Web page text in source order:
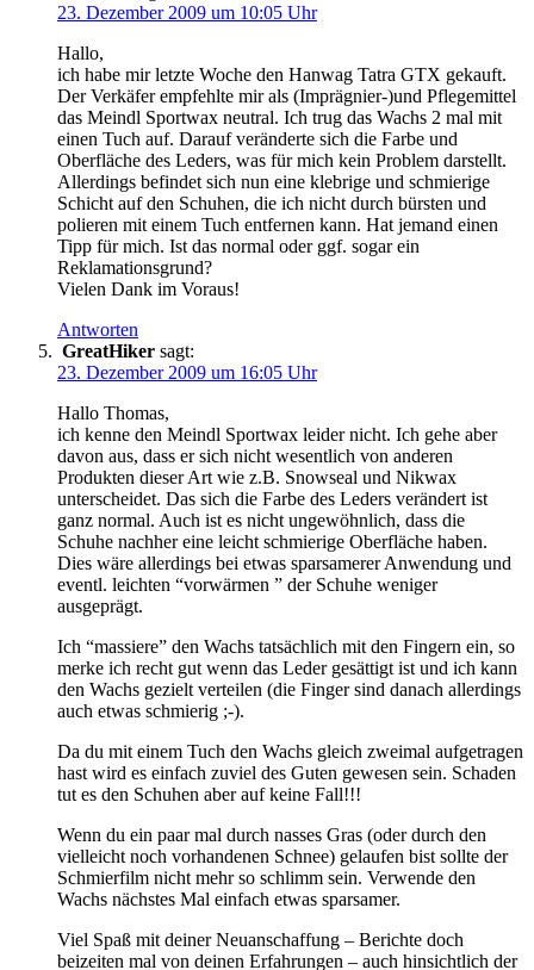
23. Dezember 2009 um 10:05 Uhr
Hallo,
ich habe mir letzte Woche den Hanwag Tatra GTX gekauft.
Der Verkäfer empfehlte mir als (Imprägnier-)und Pflegemittel
das Meindl Sportwax neutral. Ich trug das Wachs 2 mal mit
einen Tuch auf. Darauf veränderte sich die Farbe und
Oberfläche des Leders, was für mich kein Problem darstellt.
Allerdings befindet sich nun eine klebrige und schmierige
Schicht auf den Schuhen, die ich nicht durch bürsten und
polieren mit einem Tuch entfernen kann. Hat jemand einen
Tipp für mich. Ist das normal oder ggf. sogar ein
Reklamationsgrund?
Vielen Dank im Voraus!
Antworten
GreatHiker sagt:
23. Dezember 2009 um 16:05 Uhr
Hallo Thomas,
ich kenne den Meindl Sportwax leider nicht. Ich gehe aber
davon aus, dass er sich nicht wesentlich von anderen
Produkten dieser Art wie z.B. Snowseal und Nikwax
unterscheidet. Das sich die Farbe des Leders verändert ist
ganz normal. Auch ist es nicht ungewöhnlich, dass die
Schuhe nachher eine leicht schmierige Oberfläche haben.
Dies wäre allerdings bei etwas sparsamerer Anwendung und
eventl. leichten “vorwärmen ” der Schuhe weniger
ausgeprägt.
Ich “massiere” den Wachs tatsächlich mit den Fingern ein, so
merke ich recht gut wenn das Leder gesättigt ist und ich kann
den Wachs gezielt verteilen (die Finger sind danach allerdings
auch etwas schmierig ;-).
Da du mit einem Tuch den Wachs gleich zweimal aufgetragen
hast wird es einfach zuviel des Guten gewesen sein. Schaden
tut es den Schuhen aber auf keine Fall!!!
Wenn du ein paar mal durch nasses Gras (oder durch den
vielleicht noch vorhandenen Schnee) gelaufen bist sollte der
Schmierfilm nicht mehr so schlimm sein. Verwende den
Wachs nächstes Mal einfach etwas sparsamer.
Viel Spaß mit deiner Neuanschaffung – Berichte doch
beizeiten mal von deinen Erfahrungen – auch hinsichtlich der